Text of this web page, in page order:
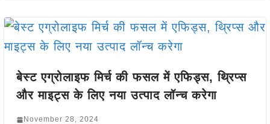
बेस्ट एग्रोलाइफ मिर्च की फसल में एफिड्स, थ्रिप्स
और माइट्स के लिए नया उत्पाद लॉन्च करेगा
November 28, 2024